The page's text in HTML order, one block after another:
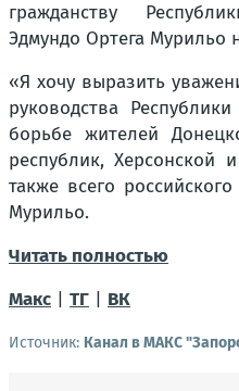
гражданству
Эдмундо Ортега Мурильо
«Я хочу выразить
руководства
борьбе жителей
республик, Херсонской
также всего
Мурильо.
Читать полностью
Макс
ТГ ВК
Источник: Канал в МАКС